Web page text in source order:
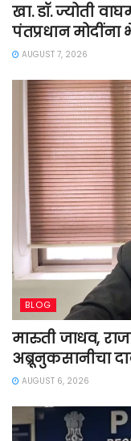
खा. डॉ. ज्योती
पंतप्रधान मोदींना
AUGUST 7, 2026
BLOG
मारुती जाधव,
अब्रूनुकसानीचा
AUGUST 6, 2026